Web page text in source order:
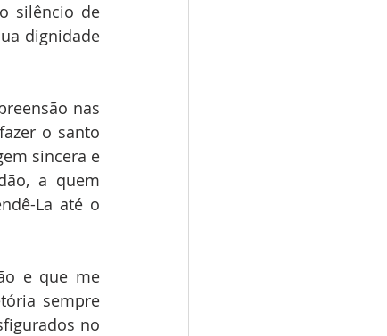
silêncio de
dignidade
nas
o santo
sincera e
a quem
La até o
e que me
sempre
no